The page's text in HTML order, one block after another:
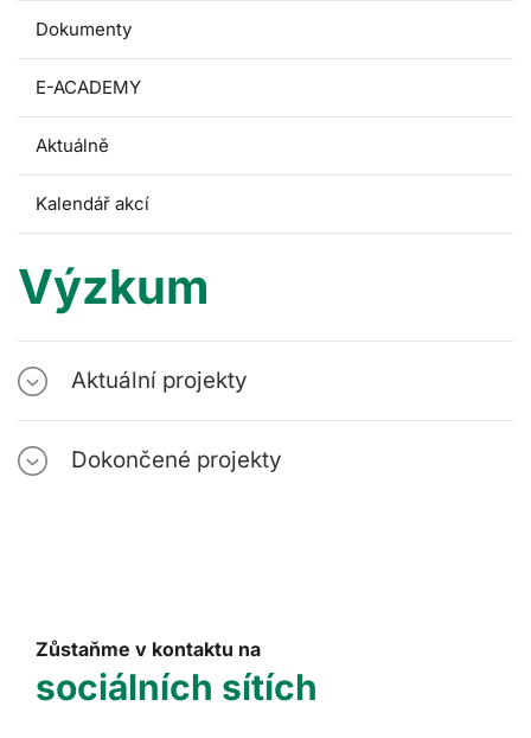
Dokumenty
E-ACADEMY
Aktuálně
Kalendář akcí
Výzkum
Aktuální projekty
Dokončené projekty
Zůstaňme v kontaktu na
sociálních sítích